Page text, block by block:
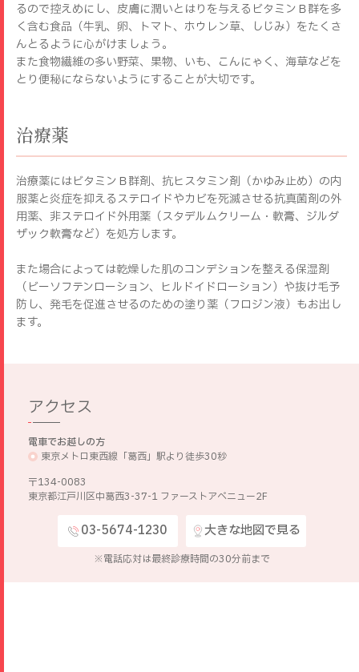
るので控えめにし、皮膚に潤いとはりを与えるビタミンＢ群を多
く含む食品（牛乳、卵、トマト、ホウレン草、しじみ）をたくさ
んとるように心がけましょう。
また食物繊維の多い野菜、果物、いも、こんにゃく、海草などを
とり便秘にならないようにすることが大切です。
治療薬
治療薬にはビタミンＢ群剤、抗ヒスタミン剤（かゆみ止め）の内
服薬と炎症を抑えるステロイドやカビを死滅させる抗真菌剤の外
用薬、非ステロイド外用薬（スタデルムクリーム・軟膏、ジルダ
ザック軟膏など）を処方します。
また場合によっては乾燥した肌のコンデションを整える保湿剤
（ビーソフテンローション、ヒルドイドローション）や抜け毛予
防し、発毛を促進させるのための塗り薬（フロジン液）もお出し
ます。
アクセス
電車でお越しの方
東京メトロ東西線「葛西」駅より徒歩30秒
〒134-0083
東京都江戸川区中葛西3-37-1 ファーストアベニュー2F
03-5674-1230 大きな地図で見る
※電話応対は最終診療時間の30分前まで